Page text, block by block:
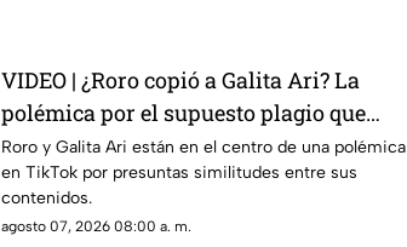
VIDEO | ¿Roro copió a Galita Ari? La
polémica por el supuesto plagio que
sacude TikTok
Roro y Galita Ari están en el centro de una polémica
en TikTok por presuntas similitudes entre sus
contenidos.
agosto 07, 2026 08:00 a. m.